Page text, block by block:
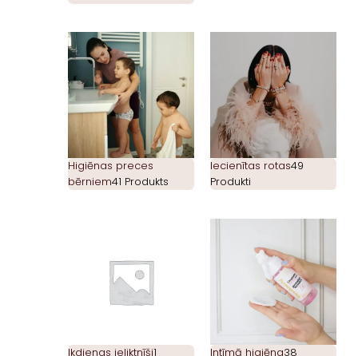
Higiēnas preces
bērniem41 Produkts
Iecienītas rotas49
Produkti
Ikdienas ieliktnīši1
Intīmā higiēna38